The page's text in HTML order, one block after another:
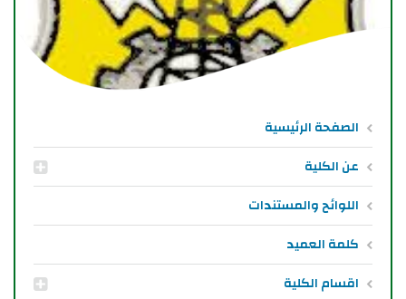
الصفحة الرئيسية
عن الكلية
اللوائح والمستندات
كلمة العميد
اقسام الكلية